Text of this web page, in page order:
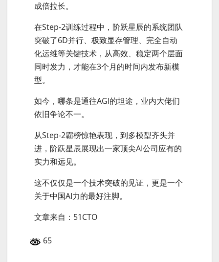
成倍拉长。
在Step-2训练过程中，阶跃星辰的系统团队
突破了6D并行、极致显存管理、完全自动
化运维等关键技术，从高效、稳定两个层面
同时发力，才能在3个月的时间内发布新模
型。
如今，哪条是通往AGI的坦途，业内大佬们
依旧争论不一。
从Step-2霸榜惊艳表现，到多模型齐头并
进，阶跃星辰展现出一家顶尖AI公司应有的
实力和远见。
这不仅仅是一个技术突破的见证，更是一个
关于中国AI力的最好注脚。
文章来自：51CTO
65